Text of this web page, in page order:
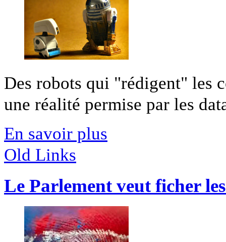
Des robots qui "rédigent" les
une réalité permise par les
En savoir plus
Old Links
Le Parlement veut ficher